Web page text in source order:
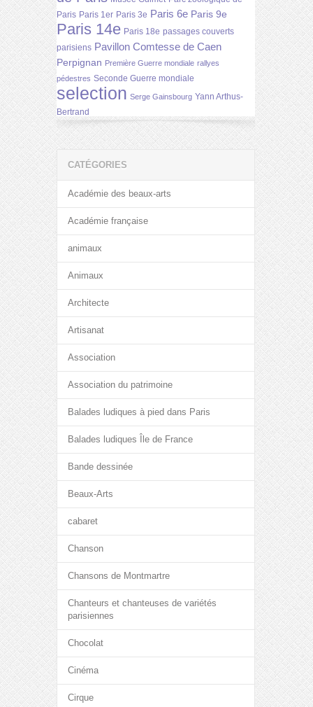
Paris Paris 1er Paris 3e Paris 6e Paris 9e
Paris 14e Paris 18e passages couverts
parisiens Pavillon Comtesse de Caen
Perpignan Première Guerre mondiale rallyes
pédestres Seconde Guerre mondiale
selection Serge Gainsbourg Yann Arthus-
Bertrand
CATÉGORIES
Académie des beaux-arts
Académie française
animaux
Animaux
Architecte
Artisanat
Association
Association du patrimoine
Balades ludiques à pied dans Paris
Balades ludiques Île de France
Bande dessinée
Beaux-Arts
cabaret
Chanson
Chansons de Montmartre
Chanteurs et chanteuses de variétés
parisiennes
Chocolat
Cinéma
Cirque